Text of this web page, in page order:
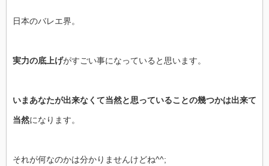
日本のバレエ界。
実力の底上げがすごい事になっていると思います。
いまあなたが出来なくて当然と思っていることの幾つかは出来て
当然になります。
それが何なのかは分かりませんけどね^^;